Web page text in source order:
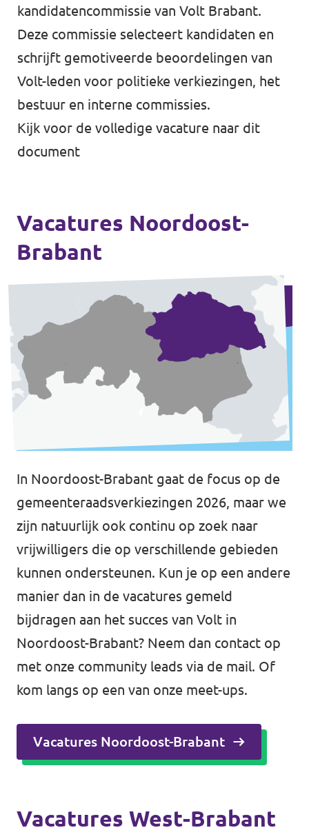
kandidatencommissie van Volt Brabant.
Deze commissie selecteert kandidaten en
schrijft gemotiveerde beoordelingen van
Volt-leden voor politieke verkiezingen, het
bestuur en interne commissies.
Kijk voor de volledige vacature naar dit
document
Vacatures Noordoost-
Brabant
In Noordoost-Brabant gaat de focus op de
gemeenteraadsverkiezingen 2026, maar we
zijn natuurlijk ook continu op zoek naar
vrijwilligers die op verschillende gebieden
kunnen ondersteunen. Kun je op een andere
manier dan in de vacatures gemeld
bijdragen aan het succes van Volt in
Noordoost-Brabant? Neem dan contact op
met onze community leads via de mail. Of
kom langs op een van onze meet-ups.
Vacatures Noordoost-Brabant
Vacatures West-Brabant